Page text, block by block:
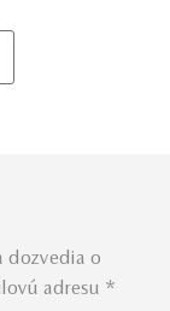
dozvedia o
adresu *